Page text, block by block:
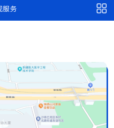
服务